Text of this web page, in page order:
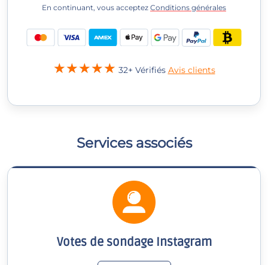
En continuant, vous acceptez Conditions générales
32+ Vérifiés Avis clients
Services associés
Votes de sondage Instagram